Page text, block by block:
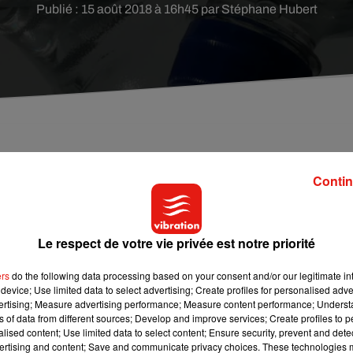
Publié : 15 août 2018 à 16h45 par Stéphane Hubert
mais laisser une bouteille d'eau en
risques pour vous et votre véhicule.
une bouteille d’eau que nous laissons sur un siège de
anodin peut pourtant se montrer fatal .
originaire de l’Idaho a été victime que certains drames
sur son siège passager quandil a senti tout à coup
train de prendre feu. La faute à la bouteille d’eau dans
Le respect de votre vie privée est notre priorité
do the following data processing based on your consent and/or our legitimate
Use limited data to select advertising; Create profiles for personalised
Measure advertising performance; Measure content performance;
of data from different sources; Develop and improve services; Create profiles to
content; Use limited data to select content; Ensure security, prevent and
and content; Save and communicate privacy choices. These technologies